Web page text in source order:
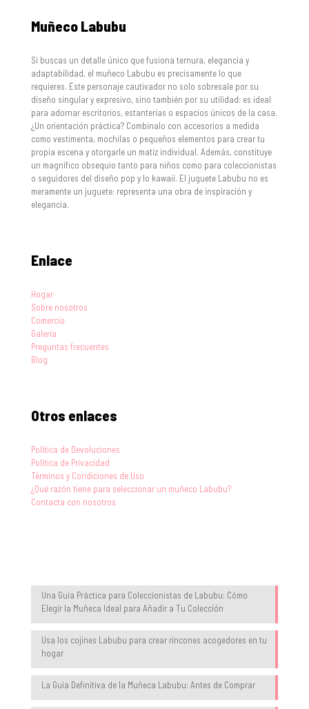
Muñeco Labubu
Si buscas un detalle único que fusiona ternura, elegancia y
adaptabilidad, el muñeco Labubu es precisamente lo que
requieres. Este personaje cautivador no solo sobresale por su
diseño singular y expresivo, sino también por su utilidad: es ideal
para adornar escritorios, estanterías o espacios únicos de la casa.
¿Un orientación práctica? Combinalo con accesorios a medida
como vestimenta, mochilas o pequeños elementos para crear tu
propia escena y otorgarle un matiz individual. Además, constituye
un magnífico obsequio tanto para niños como para coleccionistas
o seguidores del diseño pop y lo kawaii. El juguete Labubu no es
meramente un juguete: representa una obra de inspiración y
elegancia.
Enlace
Hogar
Sobre nosotros
Comercio
Galería
Preguntas frecuentes
Blog
Otros enlaces
Política de Devoluciones
Política de Privacidad
Términos y Condiciones de Uso
¿Qué razón tiene para seleccionar un muñeco Labubu?
Contacta con nosotros
Una Guía Práctica para Coleccionistas de Labubu: Cómo
Elegir la Muñeca Ideal para Añadir a Tu Colección
Usa los cojines Labubu para crear rincones acogedores en tu
hogar
La Guía Definitiva de la Muñeca Labubu: Antes de Comprar